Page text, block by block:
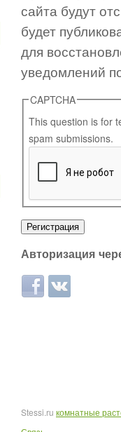
сайта будут
будет
для
уведомлений
CAPTCHA
This question is for
spam submissions.
Авторизация
Login with Facebook
Login with
Stessi.ru комнатные